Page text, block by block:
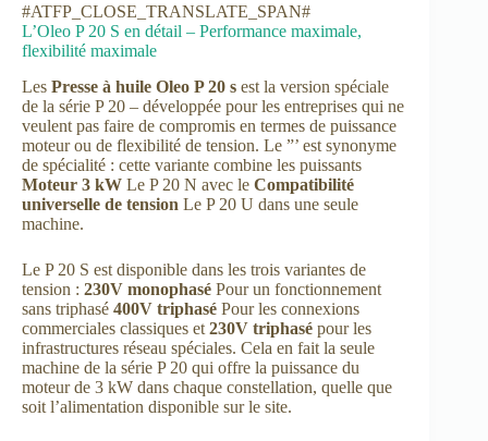
#ATFP_CLOSE_TRANSLATE_SPAN#
L’Oleo P 20 S en détail – Performance maximale,
flexibilité maximale
Les Presse à huile Oleo P 20 s est la version spéciale
de la série P 20 – développée pour les entreprises qui ne
veulent pas faire de compromis en termes de puissance
moteur ou de flexibilité de tension. Le ”’ est synonyme
de spécialité : cette variante combine les puissants
Moteur 3 kW Le P 20 N avec le Compatibilité
universelle de tension Le P 20 U dans une seule
machine.
Le P 20 S est disponible dans les trois variantes de
tension : 230V monophasé Pour un fonctionnement
sans triphasé 400V triphasé Pour les connexions
commerciales classiques et 230V triphasé pour les
infrastructures réseau spéciales. Cela en fait la seule
machine de la série P 20 qui offre la puissance du
moteur de 3 kW dans chaque constellation, quelle que
soit l’alimentation disponible sur le site.